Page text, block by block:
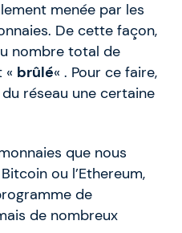
menée par les
De cette façon,
nombre total de
« brûlé« . Pour ce faire,
réseau une certaine
que nous
ou l’Ethereum,
de
de nombreux